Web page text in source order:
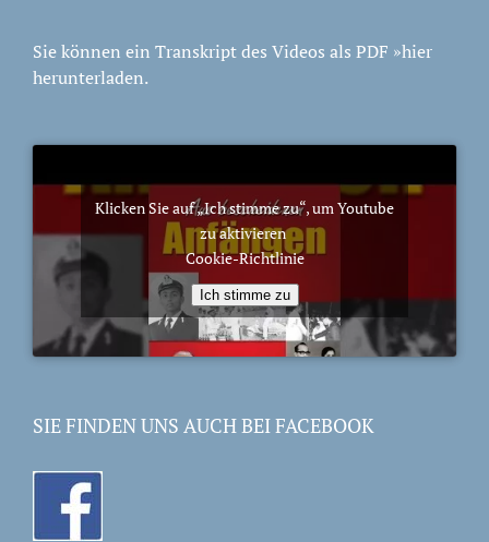
Sie können ein Transkript des Videos als PDF »hier
herunterladen.
Klicken Sie auf „Ich stimme zu“, um Youtube
zu aktivieren
Cookie-Richtlinie
Ich stimme zu
SIE FINDEN UNS AUCH BEI FACEBOOK